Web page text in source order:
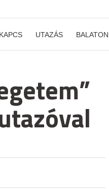
UTAZÁS BALATON